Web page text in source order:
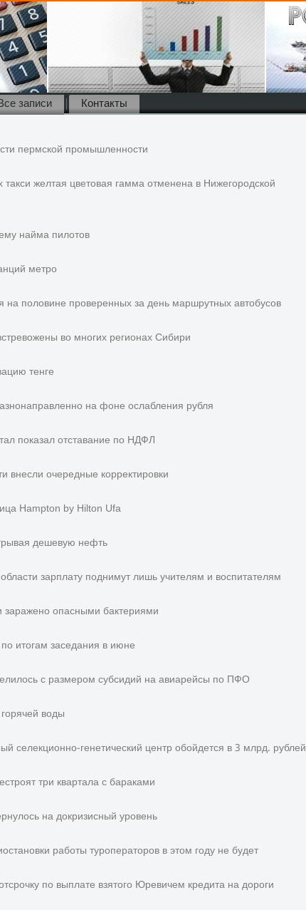
записи Контакты
пермской промышленности
желтая цветовая гамма отменена в Нижегородской
найма пилотов
метро
половине проверенных за день маршрутных автобусов
во многих регионах Сибири
тенге
на фоне ослабления рубля
показал отставание по НДФЛ
внесли очередные корректировки
Hampton by Hilton Ufa
дешевую нефть
зарплату поднимут лишь учителям и воспитателям
заражено опасными бактериями
итогам заседания в июне
с размером субсидий на авиарейсы по ПФО
воды
селекционно-генетический центр обойдется в 3 млрд. рублей
три квартала с бараками
на докризисный уровень
работы туроператоров в этом году не будет
по выплате взятого Юревичем кредита на дороги